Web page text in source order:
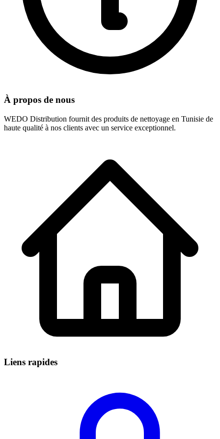
À propos de nous
WEDO Distribution fournit des produits de nettoyage en Tunisie de
haute qualité à nos clients avec un service exceptionnel.
Liens rapides